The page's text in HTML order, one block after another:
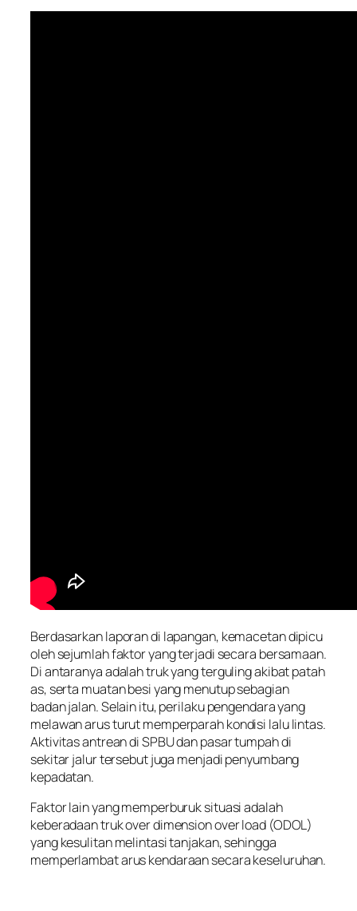
Berdasarkan laporan di lapangan, kemacetan dipicu
oleh sejumlah faktor yang terjadi secara bersamaan.
Di antaranya adalah truk yang terguling akibat patah
as, serta muatan besi yang menutup sebagian
badan jalan. Selain itu, perilaku pengendara yang
melawan arus turut memperparah kondisi lalu lintas.
Aktivitas antrean di SPBU dan pasar tumpah di
sekitar jalur tersebut juga menjadi penyumbang
kepadatan.
Faktor lain yang memperburuk situasi adalah
keberadaan truk over dimension over load (ODOL)
yang kesulitan melintasi tanjakan, sehingga
memperlambat arus kendaraan secara keseluruhan.